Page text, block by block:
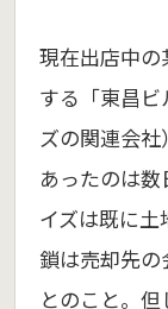
現在出店中の
する「東昌
ズの関連会
あったのは
イズは既に土
鎖は売却先
とのこと。